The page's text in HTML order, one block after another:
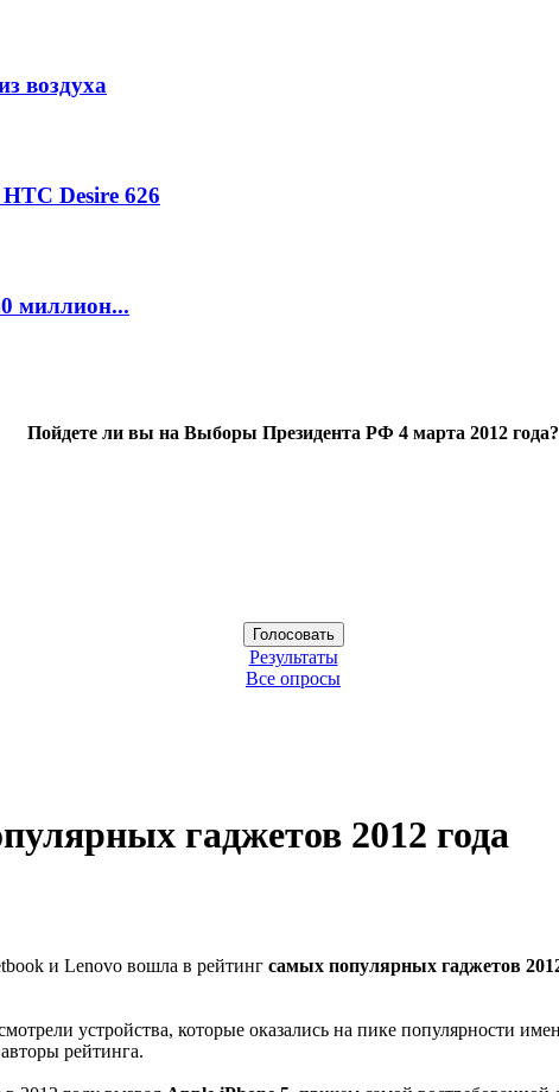
воздуха
Desire 626
миллион...
Пойдете ли вы на Выборы Президента РФ 4 марта 2012 года?
Результаты
Все опросы
гаджетов 2012 года
и Lenovo вошла в рейтинг самых популярных гаджетов
устройства, которые оказались на пике популярности
рейтинга.